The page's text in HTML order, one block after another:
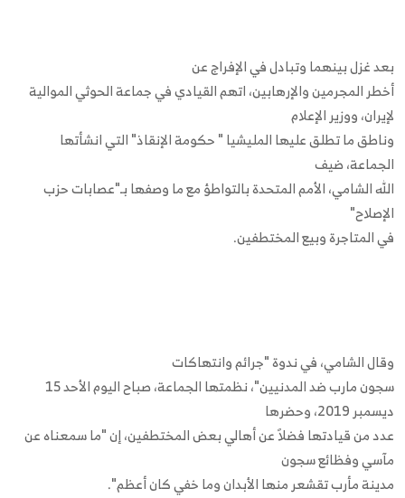
بعد غزل بينهما وتبادل في الإفراج عن
أخطر المجرمين والإرهابين، اتهم القيادي في جماعة الحوثي الموالية
لإيران، ووزير الإعلام
وناطق ما تطلق عليها المليشيا " حكومة الإنقاذ" التي انشأتها
الجماعة، ضيف
الله الشامي، الأمم المتحدة بالتواطؤ مع ما وصفها بـ"عصابات حزب
الإصلاح"
في المتاجرة وبيع المختطفين.
وقال الشامي، في ندوة "جرائم وانتهاكات
سجون مارب ضد المدنيين"، نظمتها الجماعة، صباح اليوم الأحد 15
ديسمبر 2019، وحضرها
عدد من قيادتها فضلاً عن أهالي بعض المختطفين، إن "ما سمعناه عن
مآسي وفظائع سجون
مدينة مأرب تقشعر منها الأبدان وما خفي كان أعظم".